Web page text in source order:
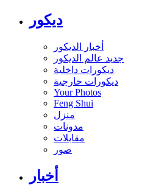
ديكور
أخبار الديكور
جديد عالم الديكور
ديكورات داخلية
ديكورات خارجية
Your Photos
Feng Shui
منزل
مدونات
مقابلات
صور
أخبار